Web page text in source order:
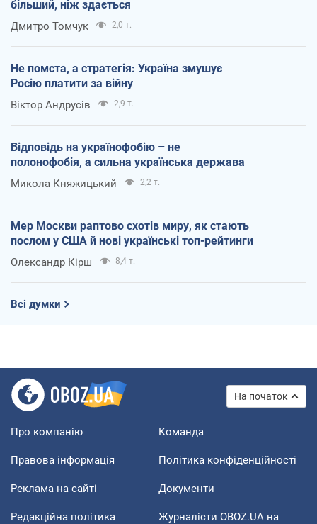
більший, ніж здається
Дмитро Томчук 2,0 т.
Не помста, а стратегія: Україна змушує
Росію платити за війну
Віктор Андрусів 2,9 т.
Відповідь на українофобію – не
полонофобія, а сильна українська держава
Микола Княжицький 2,2 т.
Мер Москви раптово схотів миру, як стають
послом у США й нові українські топ-рейтинги
Олександр Кірш 8,4 т.
Всі думки
На початок
Про компанію Команда
Правова інформація Політика конфіденційності
Реклама на сайті Документи
Редакційна політика
Журналісти OBOZ.UA на